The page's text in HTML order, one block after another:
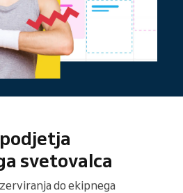
svetovalca
do ekipnega